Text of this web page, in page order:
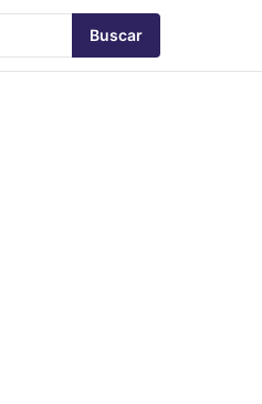
Buscar